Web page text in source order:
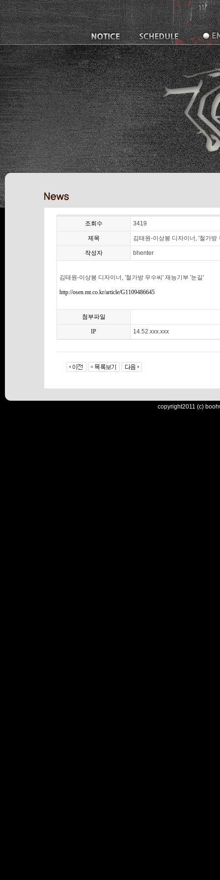
조회수 3419
제목 김태원-이상봉 디자이너, '철가방
작성자 bhenter
김태원-이상봉 디자이너, '철가방 우수씨' 재능기부 '눈길'
http://osen.mt.co.kr/article/G1109486645
첨부파일
IP 14.52.xxx.xxx
copyright2011 (c)